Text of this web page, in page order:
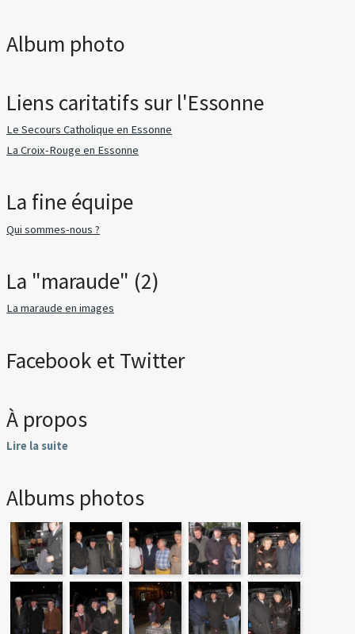
Album photo
Liens caritatifs sur l'Essonne
Le Secours Catholique en Essonne
La Croix-Rouge en Essonne
La fine équipe
Qui sommes-nous ?
La "maraude" (2)
La maraude en images
Facebook et Twitter
À propos
Lire la suite
Albums photos